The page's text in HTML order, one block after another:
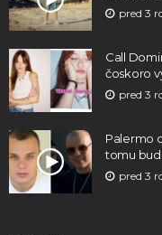
pred 3
Call
čoskoro
pred 3
Palermo
tomu
pred 3